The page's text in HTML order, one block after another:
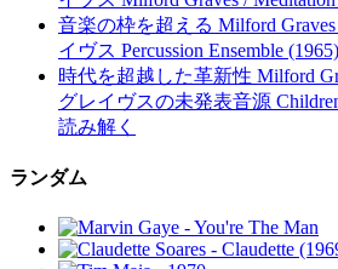
音楽の枠を超える Milford
イヴス Percussion Ensemble
時代を超越した革新性 Milford
グレイヴスの未発表音源
読み解く
ランダム